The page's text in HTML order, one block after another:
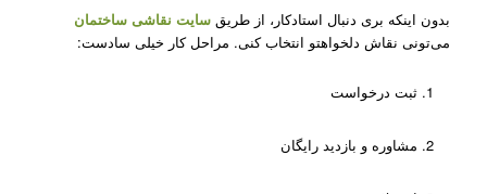
بدون اینکه بری دنبال استادکار، از طریق سایت نقاشی ساختمان
می‌تونی نقاش دلخواهتو انتخاب کنی. مراحل کار خیلی سادست:
ثبت درخواست
مشاوره و بازدید رایگان